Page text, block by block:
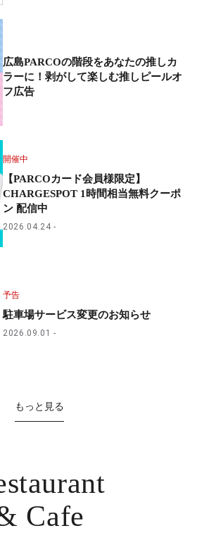
広島PARCOの階段をあなたの推しカ
ラーに！剥がして楽しむ推しピールオ
フ広告
開催中
【PARCOカード会員様限定】
CHARGESPOT 1時間相当無料クーポ
ン 配信中
2026.04.24
予告
駐車場サービス変更のお知らせ
2026.09.01
もっと見る
Cafe